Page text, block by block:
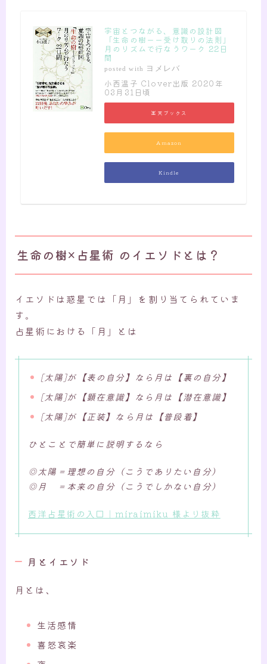
宇宙とつながる、意識の設計図
「生命の樹ーー受け取りの法則」
月のリズムで行なうワーク 22日
間
posted with ヨメレバ
小西温子 Clover出版 2020年
03月31日頃
楽天ブックス
Amazon
Kindle
生命の樹×占星術 のイエソドとは？
イエソドは惑星では「月」を割り当てられていま
す。
占星術における「月」とは
[太陽]が【表の自分】なら月は【裏の自分】
[太陽]が【顕在意識】なら月は【潜在意識】
[太陽]が【正装】なら月は【普段着】
ひとことで簡単に説明するなら
◎太陽＝理想の自分（こうでありたい自分）
◎月 ＝本来の自分（こうでしかない自分）
西洋占星術の入口｜miraimiku 様より抜粋
月とイエソド
月とは、
生活感情
喜怒哀楽